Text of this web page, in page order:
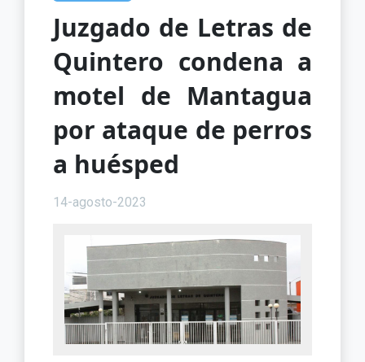
Juzgado de Letras de
Quintero condena a
motel de Mantagua
por ataque de perros
a huésped
14-agosto-2023